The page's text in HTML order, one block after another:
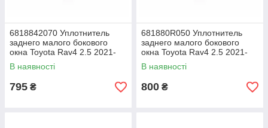
6818842070 Уплотнитель
заднего малого бокового
окна Toyota Rav4 2.5 2021-
2025 год, б/у оригинал
В наявності
795 ₴
681880R050 Уплотнитель
заднего малого бокового
окна Toyota Rav4 2.5 2021-
2025 год, б/у оригинал
В наявності
800 ₴